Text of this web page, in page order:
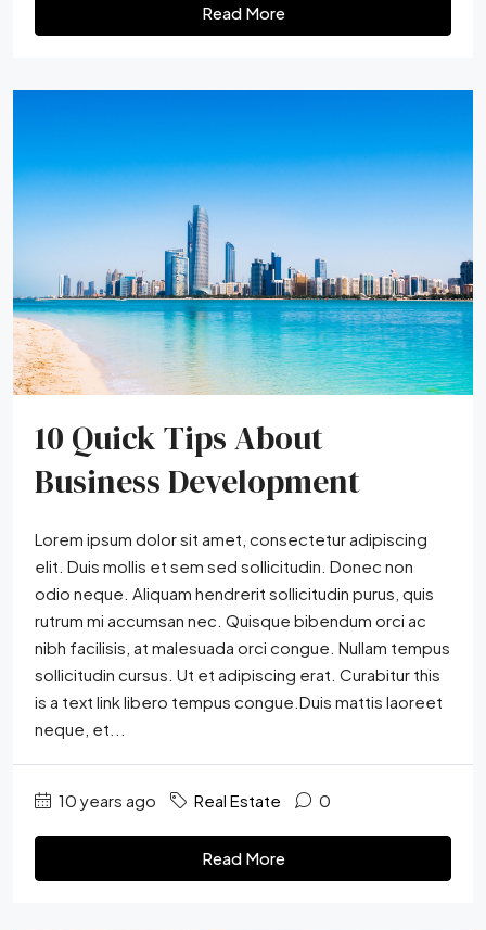
Read More
10 Quick Tips About
Business Development
Lorem ipsum dolor sit amet, consectetur adipiscing
elit. Duis mollis et sem sed sollicitudin. Donec non
odio neque. Aliquam hendrerit sollicitudin purus, quis
rutrum mi accumsan nec. Quisque bibendum orci ac
nibh facilisis, at malesuada orci congue. Nullam tempus
sollicitudin cursus. Ut et adipiscing erat. Curabitur this
is a text link libero tempus congue.Duis mattis laoreet
neque, et...
10 years ago Real Estate 0
Read More